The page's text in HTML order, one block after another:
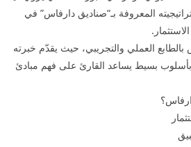
المعروفة بـ“صناديق دارفاس” في
بالطابع العملي والتجريبي، حيث يقدّم خبرته
بأسلوب بسيط يساعد القارئ على فهم مبادئ